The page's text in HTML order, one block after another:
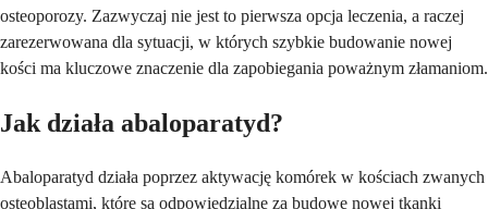
osteoporozy. Zazwyczaj nie jest to pierwsza opcja leczenia, a raczej
zarezerwowana dla sytuacji, w których szybkie budowanie nowej
kości ma kluczowe znaczenie dla zapobiegania poważnym złamaniom.
Jak działa abaloparatyd?
Abaloparatyd działa poprzez aktywację komórek w kościach zwanych
osteoblastami, które są odpowiedzialne za budowę nowej tkanki